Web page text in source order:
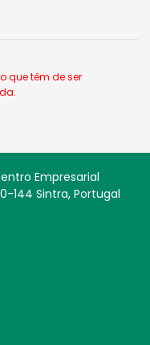
que têm de ser
Empresarial
144 Sintra, Portugal